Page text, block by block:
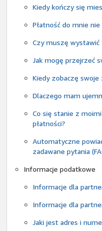
Kiedy kończy się
Płatność do mnie nie
Czy muszę wystawić
Jak mogę przejrzeć
Kiedy zobaczę swoje
Dlaczego mam
Co się stanie z
płatności?
Automatyczne
zadawane pytania
Informacje podatkowe
Informacje dla
Informacje dla
Jaki jest adres i